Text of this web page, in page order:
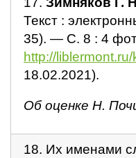
Текст :
35). — С. 8 : 4
http://
18.02.2021).
Об оценке Н.
18. Их именами